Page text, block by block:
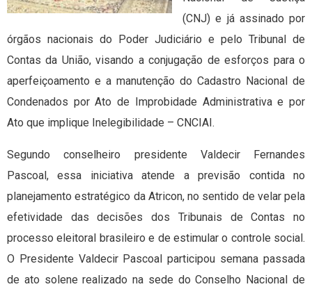
(CNJ) e já assinado por
órgãos nacionais do Poder Judiciário e pelo Tribunal de
Contas da União, visando a conjugação de esforços para o
aperfeiçoamento e a manutenção do Cadastro Nacional de
Condenados por Ato de Improbidade Administrativa e por
Ato que implique Inelegibilidade – CNCIAI.
Segundo conselheiro presidente Valdecir Fernandes
Pascoal, essa iniciativa atende a previsão contida no
planejamento estratégico da Atricon, no sentido de velar pela
efetividade das decisões dos Tribunais de Contas no
processo eleitoral brasileiro e de estimular o controle social.
O Presidente Valdecir Pascoal participou semana passada
de ato solene realizado na sede do Conselho Nacional de